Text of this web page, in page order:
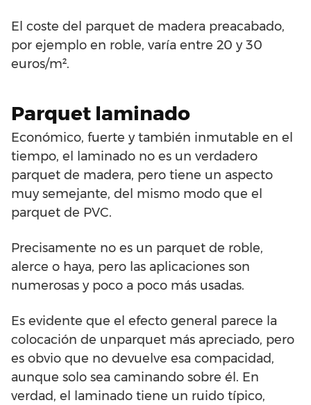
El coste del parquet de madera preacabado,
por ejemplo en roble, varía entre 20 y 30
euros/m².
Parquet laminado
Económico, fuerte y también inmutable en el
tiempo, el laminado no es un verdadero
parquet de madera, pero tiene un aspecto
muy semejante, del mismo modo que el
parquet de PVC.
Precisamente no es un parquet de roble,
alerce o haya, pero las aplicaciones son
numerosas y poco a poco más usadas.
Es evidente que el efecto general parece la
colocación de unparquet más apreciado, pero
es obvio que no devuelve esa compacidad,
aunque solo sea caminando sobre él. En
verdad, el laminado tiene un ruido típico,